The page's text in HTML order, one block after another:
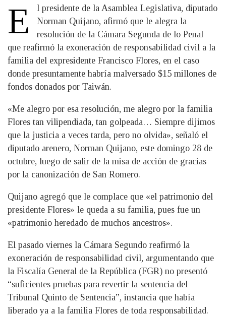
E
l presidente de la Asamblea Legislativa, diputado
Norman Quijano, afirmó que le alegra la
resolución de la Cámara Segunda de lo Penal
que reafirmó la exoneración de responsabilidad civil a la
familia del expresidente Francisco Flores, en el caso
donde presuntamente habría malversado $15 millones de
fondos donados por Taiwán.
«Me alegro por esa resolución, me alegro por la familia
Flores tan vilipendiada, tan golpeada… Siempre dijimos
que la justicia a veces tarda, pero no olvida», señaló el
diputado arenero, Norman Quijano, este domingo 28 de
octubre, luego de salir de la misa de acción de gracias
por la canonización de San Romero.
Quijano agregó que le complace que «el patrimonio del
presidente Flores» le queda a su familia, pues fue un
«patrimonio heredado de muchos ancestros».
El pasado viernes la Cámara Segundo reafirmó la
exoneración de responsabilidad civil, argumentando que
la Fiscalía General de la República (FGR) no presentó
“suficientes pruebas para revertir la sentencia del
Tribunal Quinto de Sentencia”, instancia que había
liberado ya a la familia Flores de toda responsabilidad.